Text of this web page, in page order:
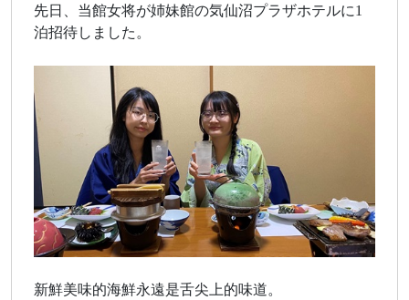
先日、当館女将が姉妹館の気仙沼プラザホテルに1
泊招待しました。
新鮮美味的海鮮永遠是舌尖上的味道。